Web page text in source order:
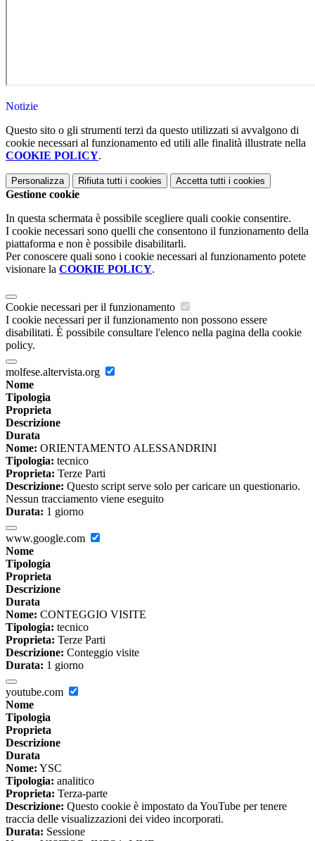
Notizie
Questo sito o gli strumenti terzi da questo utilizzati si avvalgono di
cookie necessari al funzionamento ed utili alle finalità illustrate nella
COOKIE POLICY.
Personalizza Rifiuta tutti i cookies Accetta tutti i cookies
Gestione cookie
In questa schermata è possibile scegliere quali cookie consentire.
I cookie necessari sono quelli che consentono il funzionamento della
piattaforma e non è possibile disabilitarli.
Per conoscere quali sono i cookie necessari al funzionamento potete
visionare la COOKIE POLICY.
Cookie necessari per il funzionamento
I cookie necessari per il funzionamento non possono essere
disabilitati. È possibile consultare l'elenco nella pagina della cookie
policy.
molfese.altervista.org
Nome
Tipologia
Proprieta
Descrizione
Durata
Nome: ORIENTAMENTO ALESSANDRINI
Tipologia: tecnico
Proprieta: Terze Parti
Descrizione: Questo script serve solo per caricare un questionario.
Nessun tracciamento viene eseguito
Durata: 1 giorno
www.google.com
Nome
Tipologia
Proprieta
Descrizione
Durata
Nome: CONTEGGIO VISITE
Tipologia: tecnico
Proprieta: Terze Parti
Descrizione: Conteggio visite
Durata: 1 giorno
youtube.com
Nome
Tipologia
Proprieta
Descrizione
Durata
Nome: YSC
Tipologia: analitico
Proprieta: Terza-parte
Descrizione: Questo cookie è impostato da YouTube per tenere
traccia delle visualizzazioni dei video incorporati.
Durata: Sessione